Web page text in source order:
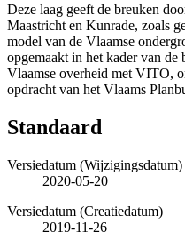
Deze laag geeft de breuken
Maastricht en Kunrade, zoals
model van de Vlaamse
opgemaakt in het kader van de
Vlaamse overheid met VITO,
opdracht van het Vlaams
Standaard
Versiedatum (Wijzigingsdatum)
2020-05-20
Versiedatum (Creatiedatum)
2019-11-26